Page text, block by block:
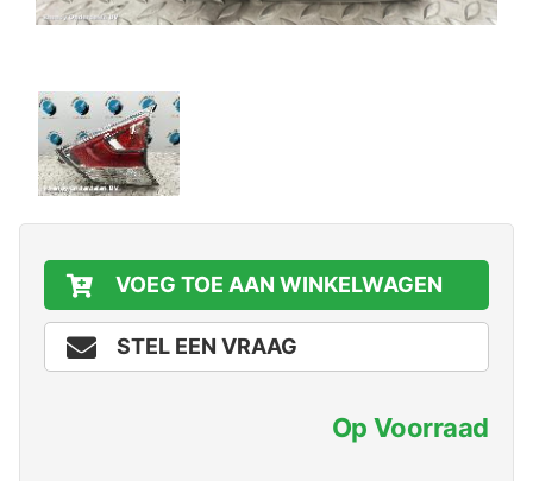
Op Voorraad
VOEG TOE AAN WINKELWAGEN
STEL EEN VRAAG